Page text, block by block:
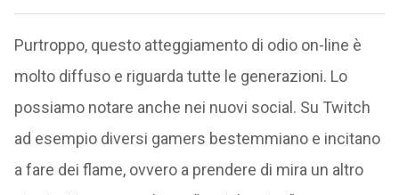
Purtroppo, questo atteggiamento di odio on-line è
molto diffuso e riguarda tutte le generazioni. Lo
possiamo notare anche nei nuovi social. Su Twitch
ad esempio diversi gamers bestemmiano e incitano
a fare dei flame, ovvero a prendere di mira un altro